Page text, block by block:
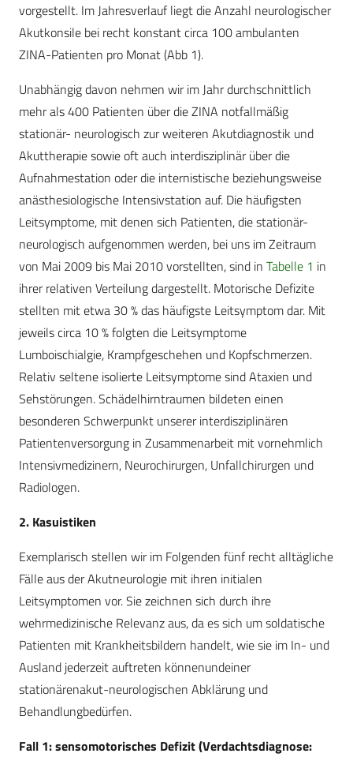
vorgestellt. Im Jahresverlauf liegt die Anzahl neurologischer
Akutkonsile bei recht konstant circa 100 ambulanten
ZINA-Patienten pro Monat (Abb 1).
Unabhängig davon nehmen wir im Jahr durchschnittlich
mehr als 400 Patienten über die ZINA notfallmäßig
stationär- neurologisch zur weiteren Akutdiagnostik und
Akuttherapie sowie oft auch interdisziplinär über die
Aufnahmestation oder die internistische beziehungsweise
anästhesiologische Intensivstation auf. Die häufigsten
Leitsymptome, mit denen sich Patienten, die stationär-
neurologisch aufgenommen werden, bei uns im Zeitraum
von Mai 2009 bis Mai 2010 vorstellten, sind in Tabelle 1 in
ihrer relativen Verteilung dargestellt. Motorische Defizite
stellten mit etwa 30 % das häufigste Leitsymptom dar. Mit
jeweils circa 10 % folgten die Leitsymptome
Lumboischialgie, Krampfgeschehen und Kopfschmerzen.
Relativ seltene isolierte Leitsymptome sind Ataxien und
Sehstörungen. Schädelhirntraumen bildeten einen
besonderen Schwerpunkt unserer interdisziplinären
Patientenversorgung in Zusammenarbeit mit vornehmlich
Intensivmedizinern, Neurochirurgen, Unfallchirurgen und
Radiologen.
2. Kasuistiken
Exemplarisch stellen wir im Folgenden fünf recht alltägliche
Fälle aus der Akutneurologie mit ihren initialen
Leitsymptomen vor. Sie zeichnen sich durch ihre
wehrmedizinische Relevanz aus, da es sich um soldatische
Patienten mit Krankheitsbildern handelt, wie sie im In- und
Ausland jederzeit auftreten könnenundeiner
stationärenakut-neurologischen Abklärung und
Behandlungbedürfen.
Fall 1: sensomotorisches Defizit (Verdachtsdiagnose: